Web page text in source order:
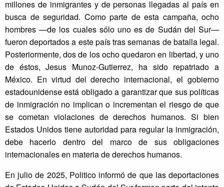
millones de inmigrantes y de personas llegadas al país en
busca de seguridad. Como parte de esta campaña, ocho
hombres —de los cuales sólo uno es de Sudán del Sur—
fueron deportados a este país tras semanas de batalla legal.
Posteriormente, dos de los ocho quedaron en libertad, y uno
de éstos, Jesus Munoz-Gutierrez, ha sido repatriado a
México. En virtud del derecho internacional, el gobierno
estadounidense está obligado a garantizar que sus políticas
de inmigración no implican o incrementan el riesgo de que
se cometan violaciones de derechos humanos. Si bien
Estados Unidos tiene autoridad para regular la inmigración,
debe hacerlo dentro del marco de sus obligaciones
internacionales en materia de derechos humanos.
En julio de 2025, Politico informó de que las deportaciones